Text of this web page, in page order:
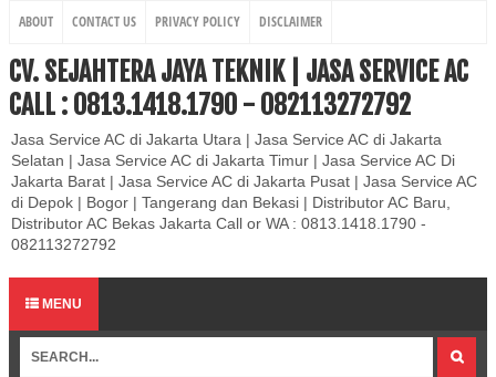
ABOUT CONTACT US PRIVACY POLICY DISCLAIMER
CV. SEJAHTERA JAYA TEKNIK | JASA SERVICE AC
CALL : 0813.1418.1790 - 082113272792
Jasa Service AC di Jakarta Utara | Jasa Service AC di Jakarta
Selatan | Jasa Service AC di Jakarta Timur | Jasa Service AC Di
Jakarta Barat | Jasa Service AC di Jakarta Pusat | Jasa Service AC
di Depok | Bogor | Tangerang dan Bekasi | Distributor AC Baru,
Distributor AC Bekas Jakarta Call or WA : 0813.1418.1790 -
082113272792
MENU